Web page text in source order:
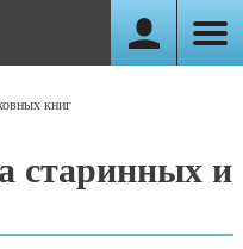
книг
старинных и